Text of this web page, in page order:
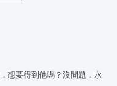
想要得到他嗎？沒問題，永